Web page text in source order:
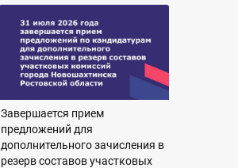
Завершается прием
предложений для
дополнительного зачисления в
резерв составов участковых